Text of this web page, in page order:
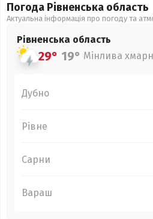
Погода Рівненська область
Актуальна інформація про погоду та
Рівненська область
29° 19° Мінлива
Дубно
Рівне
Сарни
Вараш